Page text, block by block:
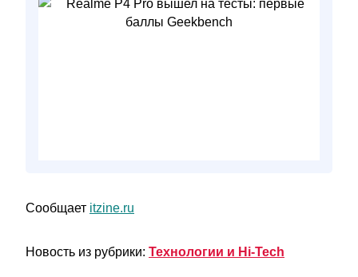
Сообщает itzine.ru
Новость из рубрики: Технологии и Hi-Tech